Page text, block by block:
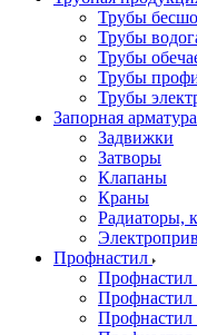
Трубы
Трубы
Трубы
Трубы
Трубы
Запорная арматура
Задвижки
Затворы
Клапаны
Краны
Радиаторы,
Профнастил